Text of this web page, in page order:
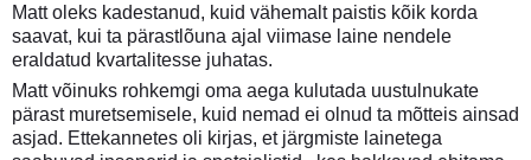
Matt oleks kadestanud, kuid vähemalt paistis kõik korda
saavat, kui ta pärastlõuna ajal viimase laine nendele
eraldatud kvartalitesse juhatas.
Matt võinuks rohkemgi oma aega kulutada uustulnukate
pärast muretsemisele, kuid nemad ei olnud ta mõtteis ainsad
asjad. Ettekannetes oli kirjas, et järgmiste lainetega